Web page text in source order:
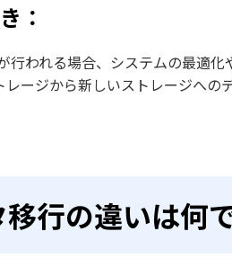
：
われる場合、システムの最適化
ージから新しいストレージへの
行の違いは何